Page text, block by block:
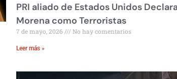
PRI aliado de Estados Unidos
Morena como Terroristas
7 de mayo, 2026 No hay comentarios
Leer más »